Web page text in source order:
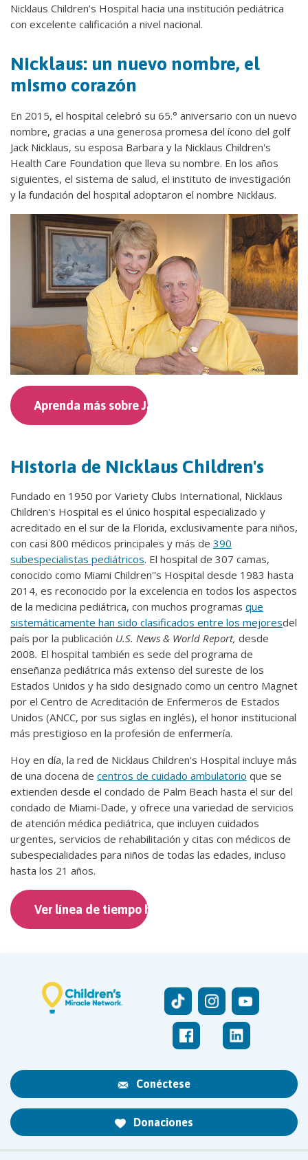
Nicklaus Children’s Hospital hacia una institución pediátrica
con excelente calificación a nivel nacional.
Nicklaus: un nuevo nombre, el
mismo corazón
En 2015, el hospital celebró su 65.° aniversario con un nuevo
nombre, gracias a una generosa promesa del ícono del golf
Jack Nicklaus, su esposa Barbara y la Nicklaus Children's
Health Care Foundation que lleva su nombre. En los años
siguientes, el sistema de salud, el instituto de investigación
y la fundación del hospital adoptaron el nombre Nicklaus.
Aprenda más sobre Jack y Barbara
Historia de Nicklaus Children's
Fundado en 1950 por Variety Clubs International, Nicklaus
Children's Hospital es el único hospital especializado y
acreditado en el sur de la Florida, exclusivamente para niños,
con casi 800 médicos principales y más de 390
subespecialistas pediátricos. El hospital de 307 camas,
conocido como Miami Children''s Hospital desde 1983 hasta
2014, es reconocido por la excelencia en todos los aspectos
de la medicina pediátrica, con muchos programas que
sistemáticamente han sido clasificados entre los mejoresdel
país por la publicación U.S. News & World Report, desde
2008. El hospital también es sede del programa de
enseñanza pediátrica más extenso del sureste de los
Estados Unidos y ha sido designado como un centro Magnet
por el Centro de Acreditación de Enfermeros de Estados
Unidos (ANCC, por sus siglas en inglés), el honor institucional
más prestigioso en la profesión de enfermería.
Hoy en día, la red de Nicklaus Children's Hospital incluye más
de una docena de centros de cuidado ambulatorio que se
extienden desde el condado de Palm Beach hasta el sur del
condado de Miami-Dade, y ofrece una variedad de servicios
de atención médica pediátrica, que incluyen cuidados
urgentes, servicios de rehabilitación y citas con médicos de
subespecialidades para niños de todas las edades, incluso
hasta los 21 años.
Ver línea de tiempo histórica
Conéctese
Donaciones